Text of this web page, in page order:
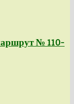
№ 110-